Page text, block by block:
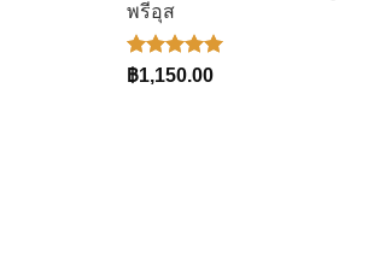
พรีอุส
ให้คะแนน
฿1,150.00